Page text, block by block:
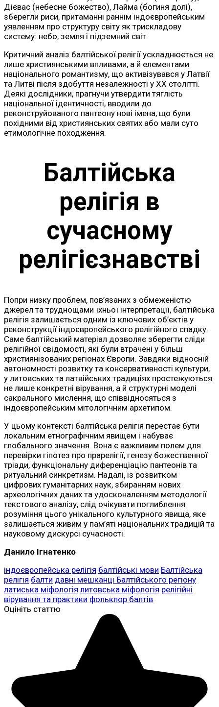
Дієвас (небесне божество), Лайма (богиня долі),
зберегли риси, притаманні раннім індоєвропейським
уявленням про структуру світу як трискладову
систему: небо, земля і підземний світ.
Критичний аналіз балтійської релігії ускладнюється не
лише християнськими впливами, а й елементами
національного романтизму, що активізувався у Латвії
та Литві після здобуття незалежності у XX столітті.
Деякі дослідники, прагнучи утвердити тяглість
національної ідентичності, вводили до
реконструйованого пантеону нові імена, що були
похідними від християнських святих або мали суто
етимологічне походження.
Балтійська
релігія в
сучасному
релігієзнавстві
Попри низку проблем, пов’язаних з обмеженістю
джерел та труднощами їхньої інтерпретації, балтійська
релігія залишається одним із ключових об’єктів у
реконструкції індоєвропейського релігійного спадку.
Саме балтійський матеріал дозволяє зберегти сліди
релігійної свідомості, які були втрачені у більш
християнізованих регіонах Європи. Завдяки відносній
автономності розвитку та консервативності культури,
у литовських та латвійських традиціях простежуються
не лише конкретні вірування, а й структурні моделі
сакрального мислення, що співвідносяться з
індоєвропейським мітологічним архетипом.
У цьому контексті балтійська релігія перестає бути
локальним етнографічним явищем і набуває
глобального значення. Вона є важливим полем для
перевірки гіпотез про прарелігії, генезу божественної
тріади, функціональну диференціацію пантеонів та
ритуальний синкретизм. Надалі, із розвитком
цифрових гуманітарних наук, збиранням нових
археологічних даних та удосконаленням методології
текстового аналізу, слід очікувати поглиблення
розуміння цього унікального культурного явища, яке
залишається живим у пам’яті національних традицій та
науковому дискурсі сучасності.
Данило Ігнатенко
індоєвропейська релігія балтійські мови Балтійська
релігія балти давні мешканці Балтійського регіону
латиська міфологія литовська міфологія релігійні
вірування та практики фольклор балтів
Оцініть статтю